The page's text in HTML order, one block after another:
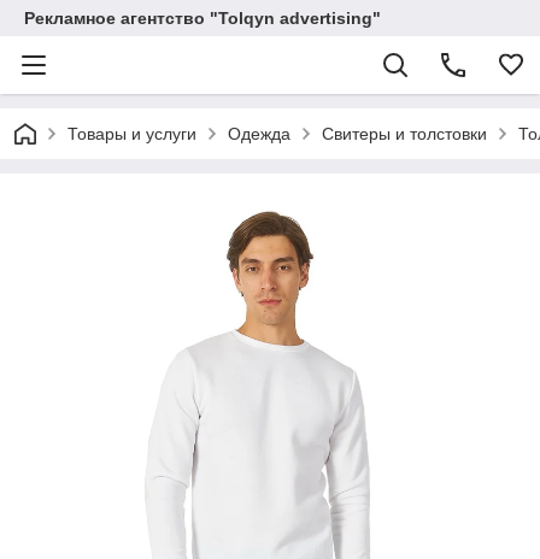
Рекламное агентство "Tolqyn advertising"
Товары и услуги Одежда Свитеры и толстовки